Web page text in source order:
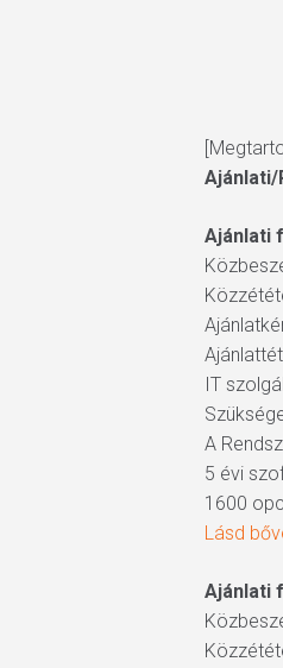
Hit enter to search
Ajánlati
IT
A
5 évi
1600
Lásd
Ajánlati